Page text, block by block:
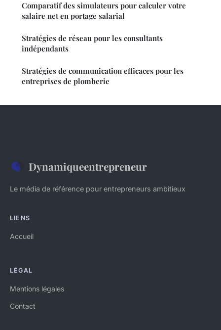
Comparatif des simulateurs pour calculer votre
salaire net en portage salarial
Stratégies de réseau pour les consultants
indépendants
Stratégies de communication efficaces pour les
entreprises de plomberie
Dynamiqueentrepreneur
Le média de référence pour entrepreneurs ambitieux
LIENS
Accueil
LÉGAL
Mentions légales
Contact